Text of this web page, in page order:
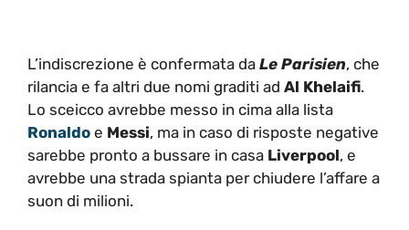
L’indiscrezione è confermata da Le Parisien, che
rilancia e fa altri due nomi graditi ad Al Khelaifi.
Lo sceicco avrebbe messo in cima alla lista
Ronaldo e Messi, ma in caso di risposte negative
sarebbe pronto a bussare in casa Liverpool, e
avrebbe una strada spianta per chiudere l’affare a
suon di milioni.